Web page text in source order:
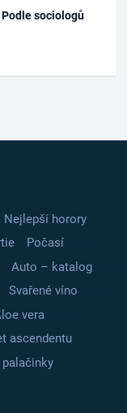
sociologů
Nejlepší horory
Počasí
Auto – katalog
Svařené víno
vera
ascendentu